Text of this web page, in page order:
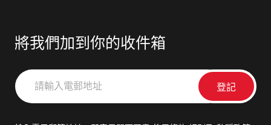
將我們加到你的收件箱
請
輸